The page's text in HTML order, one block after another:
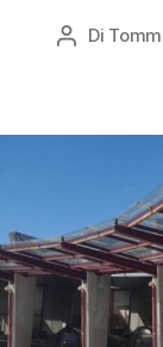
Autore
Di